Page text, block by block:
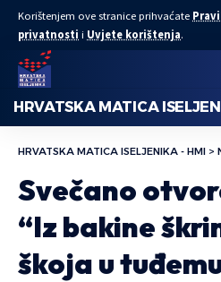
Korištenjem ove stranice prihvaćate
privatnosti i Uvjete korištenja.
HRVATSKA MATICA
HRVATSKA MATICA ISELJENIKA - HMI >
Svečano
“Iz bakine
škoja u